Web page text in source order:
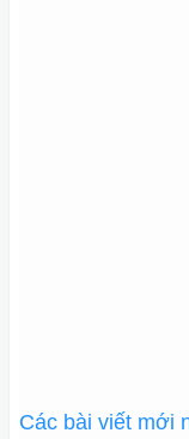
Các bài viết mới